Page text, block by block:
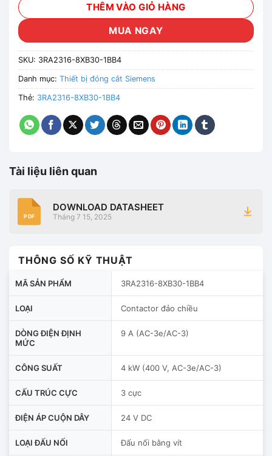
THÊM VÀO GIỎ HÀNG
MUA NGAY
SKU: 3RA2316-8XB30-1BB4
Danh mục: Thiết bị đóng cắt Siemens
Thẻ: 3RA2316-8XB30-1BB4
Tài liệu liên quan
PDF
DOWNLOAD DATASHEET
Tháng 7 15, 2025
THÔNG SỐ KỸ THUẬT
MÃ SẢN PHẨM 3RA2316-8XB30-1BB4
LOẠI Contactor đảo chiều
DÒNG ĐIỆN ĐỊNH
MỨC
9 A (AC-3e/AC-3)
CÔNG SUẤT 4 kW (400 V, AC-3e/AC-3)
CẤU TRÚC CỰC 3 cực
ĐIỆN ÁP CUỘN DÂY 24 V DC
LOẠI ĐẤU NỐI Đấu nối bằng vít